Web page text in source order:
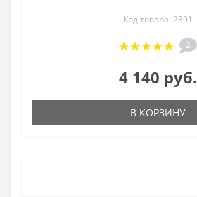
Код товара: 2391
2
4 140 руб.
В КОРЗИНУ